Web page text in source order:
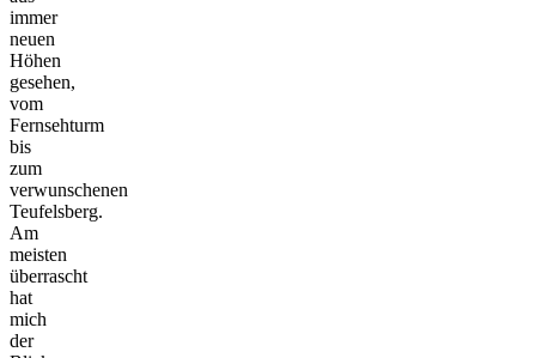
immer
neuen
Höhen
gesehen,
vom
Fernsehturm
bis
zum
verwunschenen
Teufelsberg.
Am
meisten
überrascht
hat
mich
der